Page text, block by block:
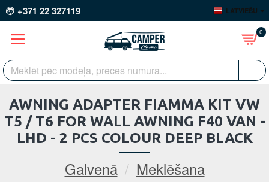
+371 22 327119 LATVIEŠU
0
Galvenā
Meklēšana
AWNING ADAPTER FIAMMA KIT VW
T5 / T6 FOR WALL AWNING F40 VAN -
LHD - 2 PCS COLOUR DEEP BLACK